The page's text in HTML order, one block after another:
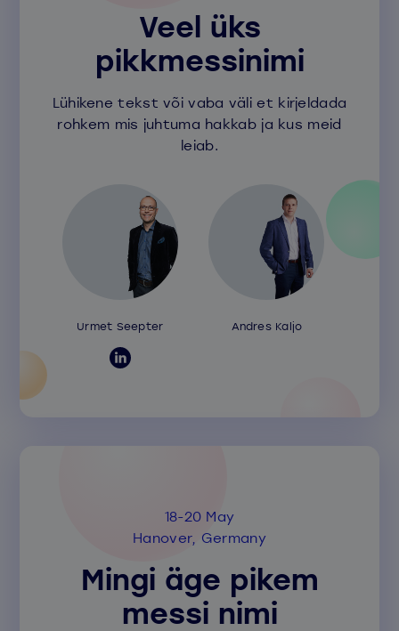
Veel üks
pikkmessinimi
Lühikene tekst või vaba väli et kirjeldada
rohkem mis juhtuma hakkab ja kus meid
leiab.
Urmet Seepter Andres Kaljo
18-20 May
Hanover, Germany
Mingi äge pikem
messi nimi